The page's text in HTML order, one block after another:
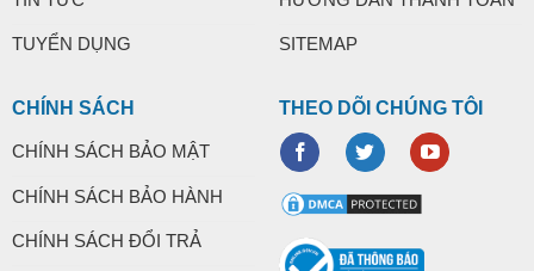
TUYỂN DỤNG SITEMAP
CHÍNH SÁCH
CHÍNH SÁCH BẢO MẬT
CHÍNH SÁCH BẢO HÀNH
CHÍNH SÁCH ĐỔI TRẢ
THEO DÕI CHÚNG TÔI